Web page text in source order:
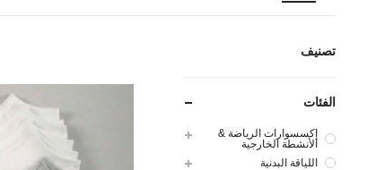
تصنيف
الفئات
إكسسوارات الرياضة &
الأنشطة الخارجية
اللياقة البدنية